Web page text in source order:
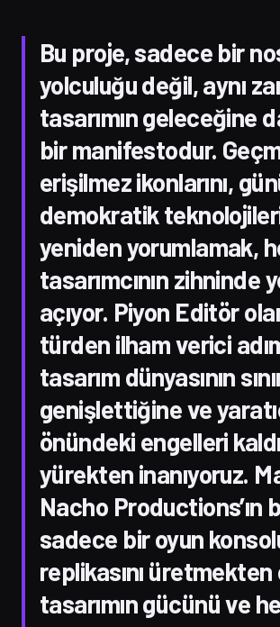
Bu proje, sadece bir
yolculuğu değil, aynı
tasarımın geleceğine
bir manifestodur.
erişilmez ikonlarını,
demokratik
yeniden yorumlamak,
tasarımcının zihninde
açıyor. Piyon Editör
türden ilham verici
tasarım dünyasının
genişlettiğine ve
önündeki engelleri
yürekten inanıyoruz.
Nacho Productions’ın
sadece bir oyun
replikasını üretmekten
tasarımın gücünü ve